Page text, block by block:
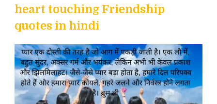
heart touching Friendship
quotes in hindi